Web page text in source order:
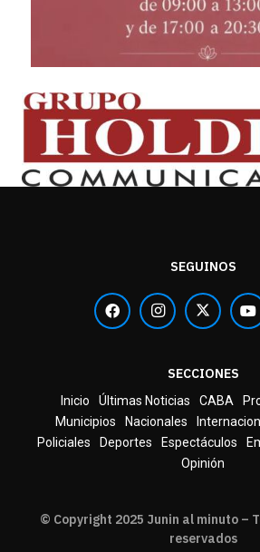
SEGUINOS
SECCIONES
Inicio Últimas Noticias CABA
Municipios
Nacionales
Policiales
Deportes Espectáculos
Opinión
© Copyright 2025 Junin al minuto –
reservados